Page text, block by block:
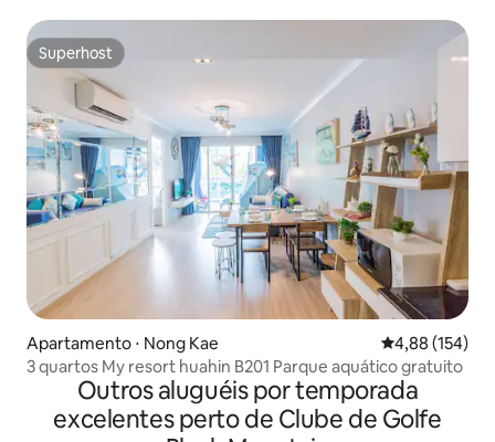
Superhost
Superhost
Apartamento ⋅ Nong Kae 4,88 de uma
4,88 (154)
3 quartos My resort huahin B201 Parque aquático gratuito
Outros aluguéis por temporada
excelentes perto de Clube de Golfe